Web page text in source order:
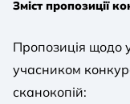
Зміст пропозиції
Пропозиція щодо
учасником
сканокопій: